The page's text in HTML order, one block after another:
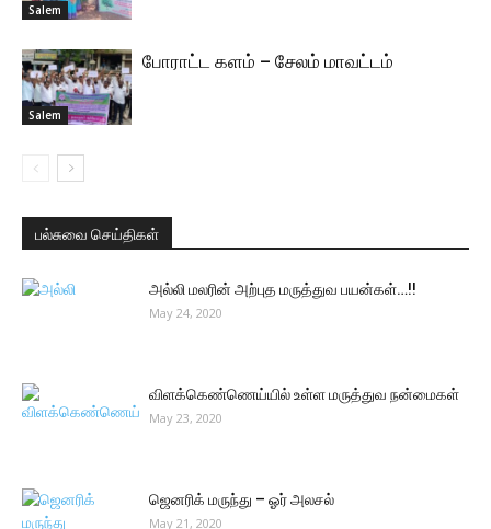
Salem
Salem
போராட்ட களம் – சேலம் மாவட்டம்
பல்சுவை செய்திகள்
அல்லி மலரின் அற்புத மருத்துவ பயன்கள்…!!
May 24, 2020
விளக்கெண்ணெய்யில் உள்ள மருத்துவ நன்மைகள்
May 23, 2020
ஜெனரிக் மருந்து – ஓர் அலசல்
May 21, 2020